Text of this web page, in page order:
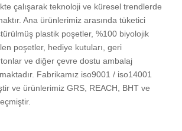
çalışarak teknoloji ve küresel trendlerde
Ana ürünlerimiz arasında tüketici
plastik poşetler, %100 biyolojik
poşetler, hediye kutuları, geri
ve diğer çevre dostu ambalaj
Fabrikamız iso9001 / iso14001
ve ürünlerimiz GRS, REACH, BHT ve